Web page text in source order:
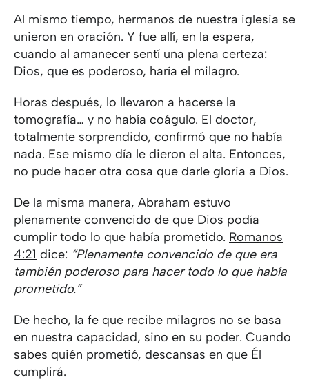
Al mismo tiempo, hermanos de nuestra iglesia se
unieron en oración. Y fue allí, en la espera,
cuando al amanecer sentí una plena certeza:
Dios, que es poderoso, haría el milagro.
Horas después, lo llevaron a hacerse la
tomografía… y no había coágulo. El doctor,
totalmente sorprendido, confirmó que no había
nada. Ese mismo día le dieron el alta. Entonces,
no pude hacer otra cosa que darle gloria a Dios.
De la misma manera, Abraham estuvo
plenamente convencido de que Dios podía
cumplir todo lo que había prometido. Romanos
4:21 dice: “Plenamente convencido de que era
también poderoso para hacer todo lo que había
prometido.”
De hecho, la fe que recibe milagros no se basa
en nuestra capacidad, sino en su poder. Cuando
sabes quién prometió, descansas en que Él
cumplirá.